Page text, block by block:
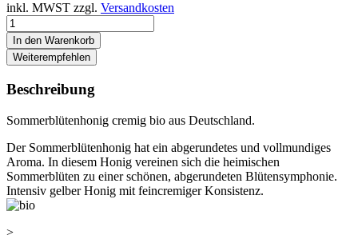
inkl. MWST zzgl. Versandkosten
In den Warenkorb
Weiterempfehlen
Beschreibung
Sommerblütenhonig cremig bio aus Deutschland.
Der Sommerblütenhonig hat ein abgerundetes und vollmundiges
Aroma. In diesem Honig vereinen sich die heimischen
Sommerblüten zu einer schönen, abgerundeten Blütensymphonie.
Intensiv gelber Honig mit feincremiger Konsistenz.
>